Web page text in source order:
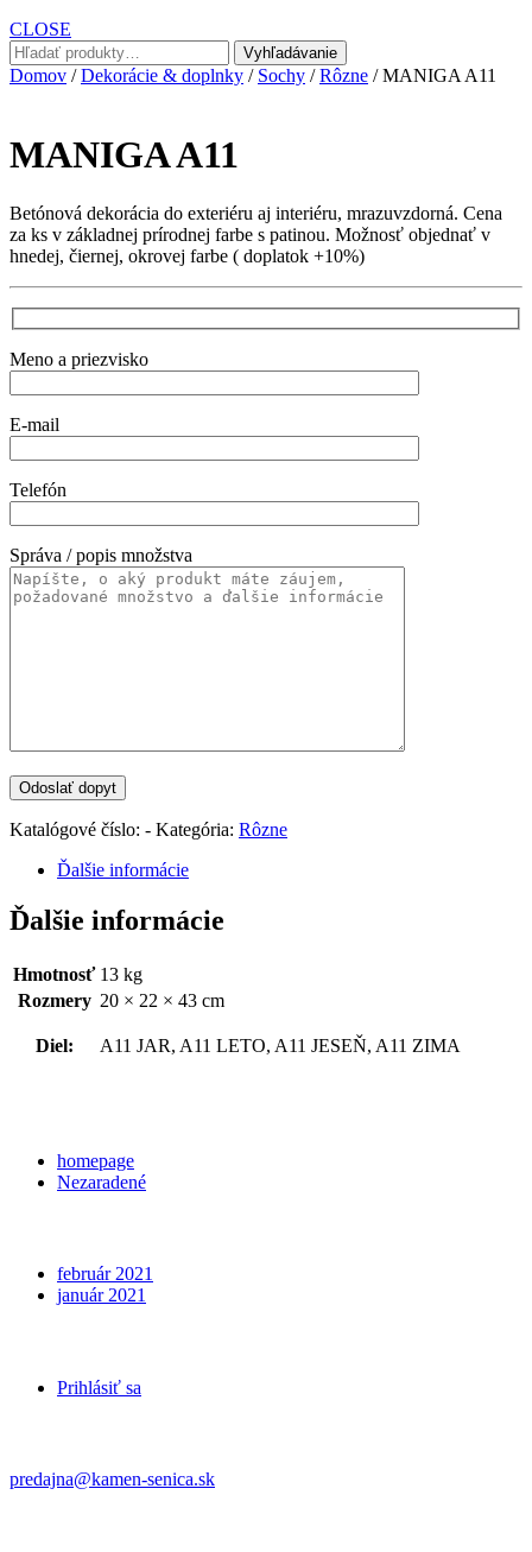
CLOSE
Hľadať:
Vyhľadávanie
Domov /Dekorácie & doplnky / Sochy /Rôzne / MANIGA A11
MANIGA A11
Betónová dekorácia do exteriéru aj interiéru, mrazuvzdorná. Cena
za ks v základnej prírodnej farbe s patinou. Možnosť objednať v
hnedej, čiernej, okrovej farbe ( doplatok +10%)
Meno a priezvisko
E-mail
Telefón
Správa / popis množstva
Katalógové číslo: - Kategória: Rôzne
Ďalšie informácie
Ďalšie informácie
Hmotnosť 13 kg
Rozmery 20 × 22 × 43 cm
Diel: A11 JAR, A11 LETO, A11 JESEŇ, A11 ZIMA
homepage
Nezaradené
február 2021
január 2021
Prihlásiť sa
predajna@kamen-senica.sk